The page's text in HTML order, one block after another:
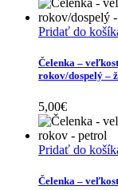
Pridať do
Čelenka –
rokov/dospelý –
5,00€
Pridať do
Čelenka –